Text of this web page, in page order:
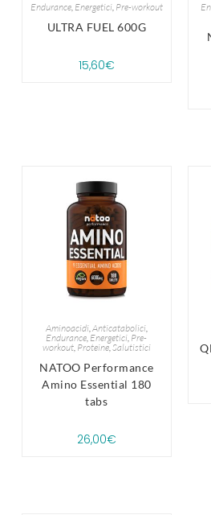
Endurance, Energetici, Pre-workout
ULTRA FUEL 600G
15,60€
Aminoacidi,Anticatabolici,
Endurance, Energetici, Pre-
workout, Proteine,Salutistici
NATOO Performance
Amino Essential 180
tabs
26,00€